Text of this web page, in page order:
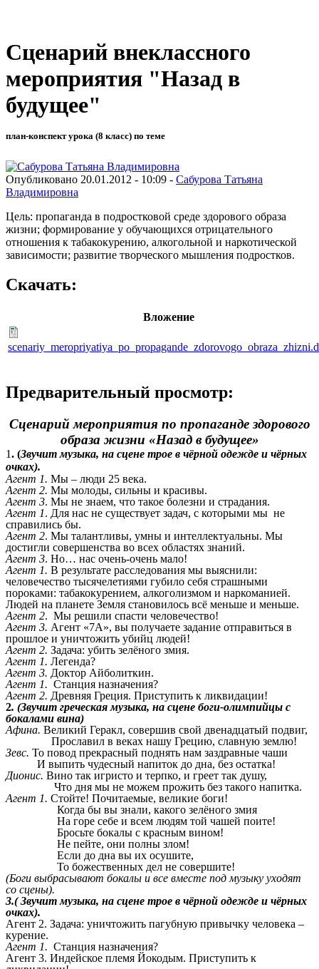
Сценарий внеклассного
мероприятия "Назад в
будущее"
план-конспект урока (8 класс) по теме
Опубликовано 20.01.2012 - 10:09 - Сабурова Татьяна
Владимировна
Цель: пропаганда в подростковой среде здорового образа
жизни; формирование у обучающихся отрицательного
отношения к табакокурению, алкогольной и наркотической
зависимости; развитие творческого мышления подростков.
Скачать:
Вложение
Предварительный просмотр:
Сценарий мероприятия по пропаганде здорового
образа жизни «Назад в будущее»
1. (Звучит музыка, на сцене трое в чёрной одежде и чёрных
очках).
Агент 1. Мы – люди 25 века.
Агент 2. Мы молоды, сильны и красивы.
Агент 3. Мы не знаем, что такое болезни и страдания.
Агент 1. Для нас не существует задач, с которыми мы не
справились бы.
Агент 2. Мы талантливы, умны и интеллектуальны. Мы
достигли совершенства во всех областях знаний.
Агент 3. Но… нас очень-очень мало!
Агент 1. В результате расследования мы выяснили:
человечество тысячелетиями губило себя страшными
пороками: табакокурением, алкоголизмом и наркоманией.
Людей на планете Земля становилось всё меньше и меньше.
Агент 2. Мы решили спасти человечество!
Агент 3. Агент «7А», вы получаете задание отправиться в
прошлое и уничтожить убийц людей!
Агент 2. Задача: убить зелёного змия.
Агент 1. Легенда?
Агент 3. Доктор Айболиткин.
Агент 1. Станция назначения?
Агент 2. Древняя Греция. Приступить к ликвидации!
2. (Звучит греческая музыка, на сцене боги-олимпийцы с
бокалами вина)
Афина. Великий Геракл, совершив свой двенадцатый подвиг,
Прославил в веках нашу Грецию, славную землю!
Зевс. То повод прекрасный поднять нам заздравные чаши
И выпить чудесный напиток до дна, без остатка!
Дионис. Вино так игристо и терпко, и греет так душу,
Что дня мы не можем прожить без такого напитка.
Агент 1. Стойте! Почитаемые, великие боги!
Когда бы вы знали, какого зелёного змия
На горе себе и всем людям той чашей поите!
Бросьте бокалы с красным вином!
Не пейте, они полны злом!
Если до дна вы их осушите,
То божественных дел не совершите!
(Боги выбрасывают бокалы и все вместе под музыку уходят
со сцены).
3.( Звучит музыка, на сцене трое в чёрной одежде и чёрных
очках).
Агент 2. Задача: уничтожить пагубную привычку человека –
курение.
Агент 1. Станция назначения?
Агент 3. Индейское племя Йокодым. Приступить к